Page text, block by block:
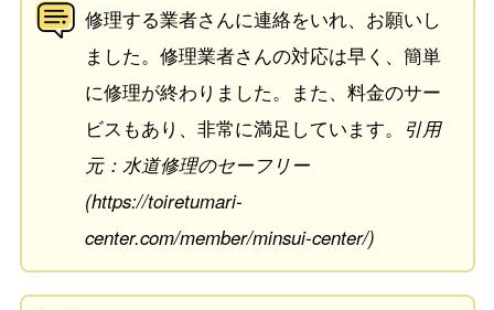
修理する業者さんに連絡をいれ、お願いし
ました。修理業者さんの対応は早く、簡単
に修理が終わりました。また、料金のサー
ビスもあり、非常に満足しています。 引用
元：水道修理のセーフリー
(https://toiretumari-
center.com/member/minsui-center/)